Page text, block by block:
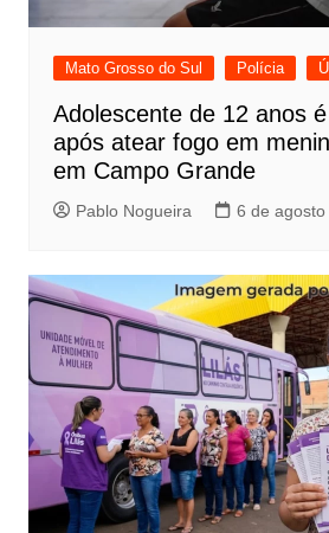
Mato Grosso do Sul Polícia
Adolescente de 12 anos
após atear fogo em
em Campo Grande
Pablo Nogueira 6 de